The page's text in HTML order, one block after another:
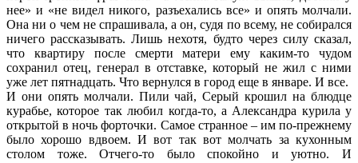
нее» и «не видел никого, разъехались все» и опять молчали.
Она ни о чем не спрашивала, а он, судя по всему, не собирался
ничего рассказывать. Лишь нехотя, будто через силу сказал,
что квартиру после смерти матери ему каким-то чудом
сохранил отец, генерал в отставке, который не жил с ними
уже лет пятнадцать. Что вернулся в город еще в январе. И все.
И они опять молчали. Пили чай, Серый крошил на блюдце
курабье, которое так любил когда-то, а Александра курила у
открытой в ночь форточки. Самое странное – им по-прежнему
было хорошо вдвоем. И вот так вот молчать за кухонным
столом тоже. Отчего-то было спокойно и уютно. И